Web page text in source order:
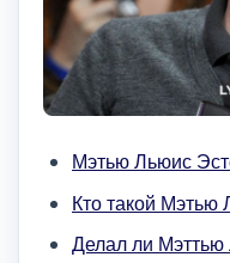
Мэтью Льюис
Кто такой Мэтью
Делал ли